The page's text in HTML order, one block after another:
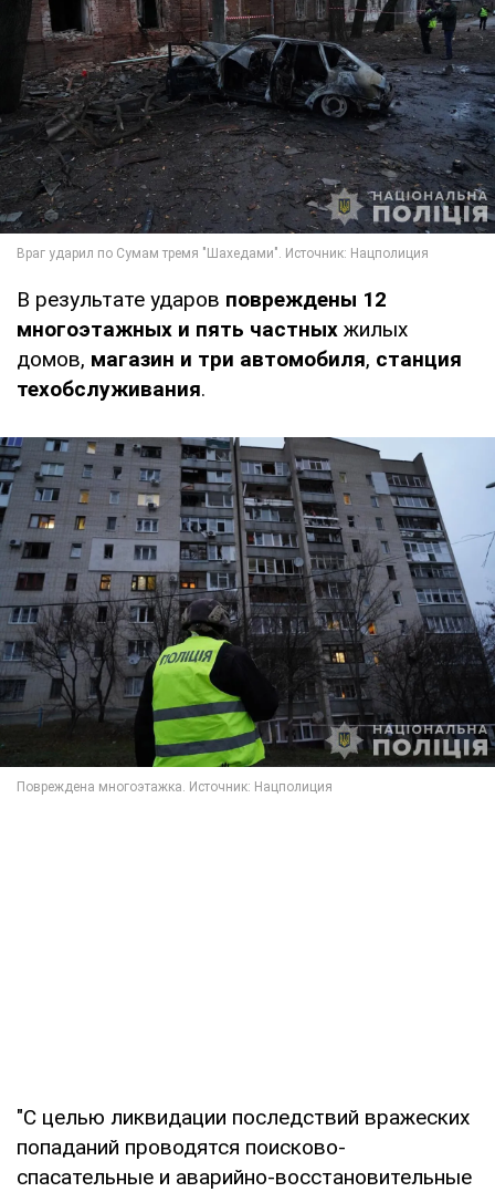
В результате ударов повреждены 12
многоэтажных и пять частных жилых
домов, магазин и три автомобиля, станция
техобслуживания.
"С целью ликвидации последствий вражеских
попаданий проводятся поисково-
спасательные и аварийно-восстановительные